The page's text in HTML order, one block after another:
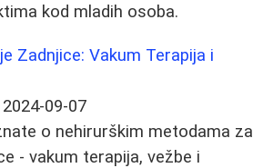
kod mladih osoba.
Zadnjice: Vakum Terapija i
2024-09-07
o nehirurškim metodama za
- vakum terapija, vežbe i